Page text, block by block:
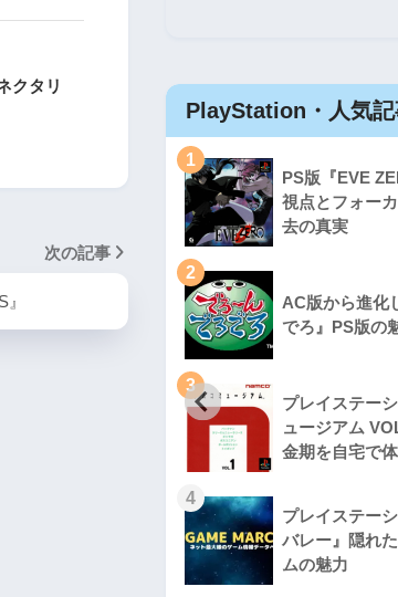
クタリ
次の記事
ズソウル』
PlayStation・人気
1
PS版『EVE
視点とフォー
去の真実
2
AC版から進化
でろ』PS版の
3
プレイステー
ュージアム
金期を自宅で体
4
プレイステー
バレー』隠れ
ムの魅力